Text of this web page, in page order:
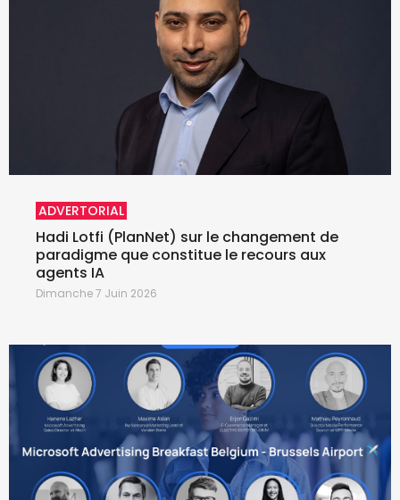
ADVERTORIAL
Hadi Lotfi (PlanNet) sur le changement de
paradigme que constitue le recours aux
agents IA
Dimanche 7 Juin 2026